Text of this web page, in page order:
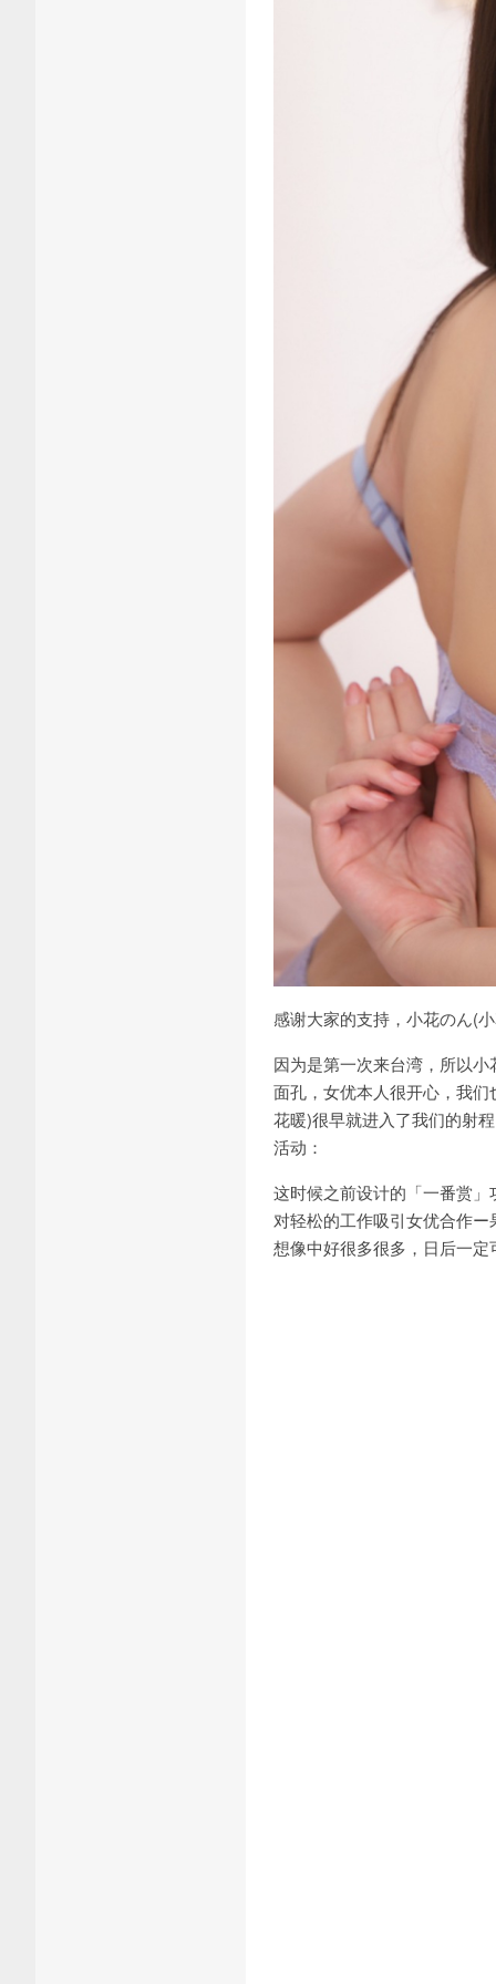
感谢大家的支持， 小花のん(
因为是第一次来台湾，所以小
面孔，女优本人很开心，我
花暖)很早就进入了我们的射
活动：
这时候之前设计的「一番赏
对轻松的工作吸引女优合作
想像中好很多很多，日后一定